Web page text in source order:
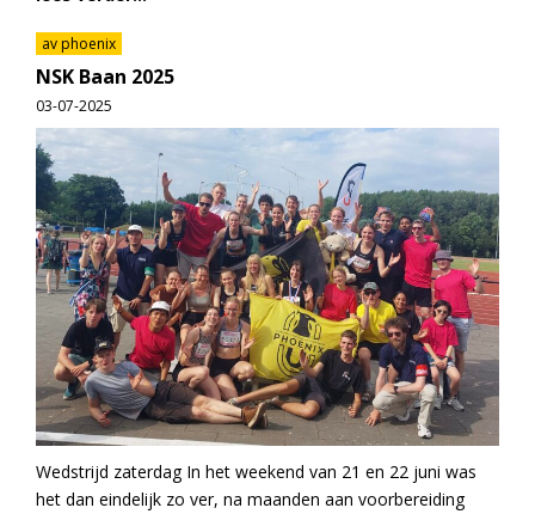
av phoenix
NSK Baan 2025
03-07-2025
Wedstrijd zaterdag In het weekend van 21 en 22 juni was
het dan eindelijk zo ver, na maanden aan voorbereiding